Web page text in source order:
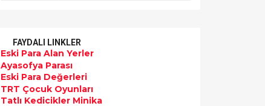
FAYDALI LINKLER
Eski Para Alan Yerler
Ayasofya Parası
Eski Para Değerleri
TRT Çocuk Oyunları
Tatlı Kedicikler Minika